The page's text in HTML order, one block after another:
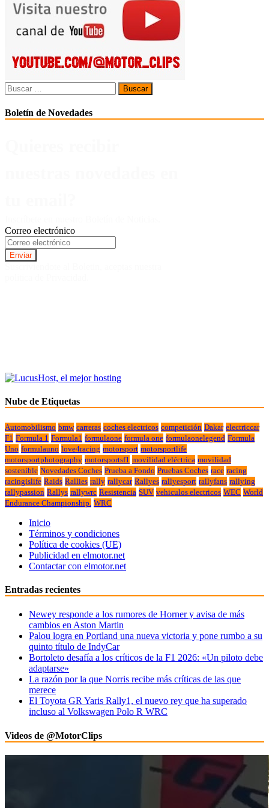
Buscar:
Boletín de Novedades
Correo electrónico
Nube de Etiquetas
Automobilismo bmw carreras coches electricos competición Dakar electriccar
F1 Formula 1 Formula1 formulaone formula one formulaonelegend Formula
Uno formulauno love4racing motorsport motorsportlife
motorsportphotography motorsportsf1 movilidad eléctrica movilidad
sostenible Novedades Coches Prueba a Fondo Pruebas Coches race racing
racingislife Raids Rallies rally rallycar Rallyes rallyesport rallyfans rallying
rallypassion Rallys rallywrc Resistencia SUV vehiculos electricos WEC World
Endurance Championship. WRC
Inicio
Términos y condiciones
Política de cookies (UE)
Publicidad en elmotor.net
Contactar con elmotor.net
Entradas recientes
Newey responde a los rumores de Horner y avisa de más
cambios en Aston Martin
Palou logra en Portland una nueva victoria y pone rumbo a su
quinto título de IndyCar
Bortoleto desafía a los críticos de la F1 2026: «Un piloto debe
adaptarse»
La razón por la que Norris recibe más críticas de las que
merece
El Toyota GR Yaris Rally1, el nuevo rey que ha superado
incluso al Volkswagen Polo R WRC
Videos de @MotorClips